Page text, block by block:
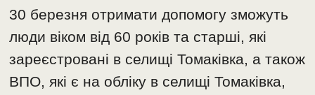
30 березня отримати допомогу зможуть
люди віком від 60 років та старші, які
зареєстровані в селищі Томаківка, а також
ВПО, які є на обліку в селищі Томаківка,